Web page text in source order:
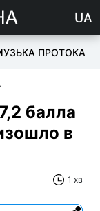
UA
ПРОТОКА
балла
в
1 хв